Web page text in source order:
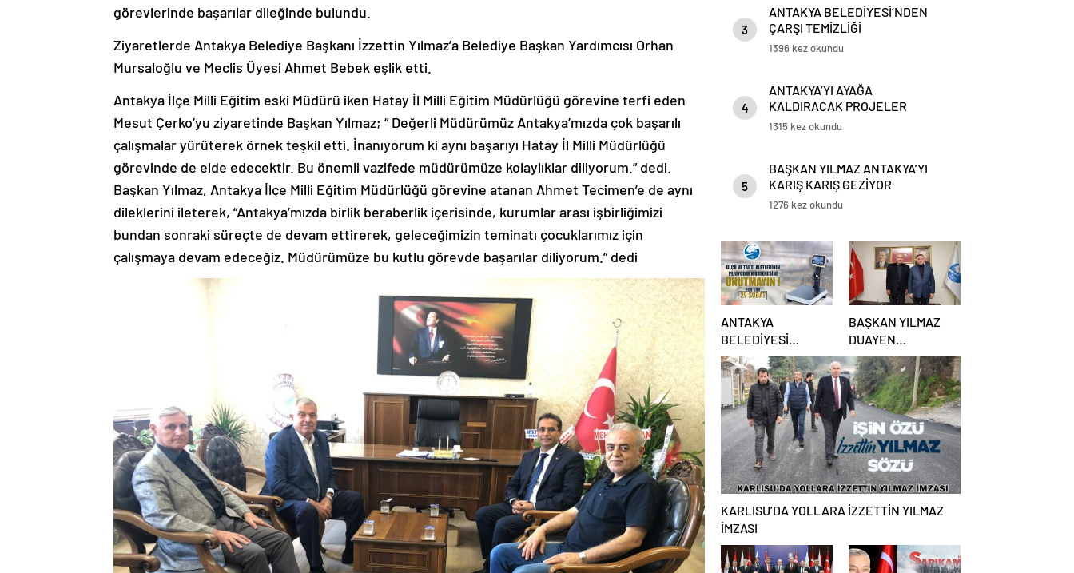
görevlerinde başarılar dileğinde bulundu.
Ziyaretlerde Antakya Belediye Başkanı İzzettin Yılmaz’a Belediye Başkan Yardımcısı Orhan
Mursaloğlu ve Meclis Üyesi Ahmet Bebek eşlik etti.
Antakya İlçe Milli Eğitim eski Müdürü iken Hatay İl Milli Eğitim Müdürlüğü görevine terfi eden
Mesut Çerko’yu ziyaretinde Başkan Yılmaz; “ Değerli Müdürümüz Antakya’mızda çok başarılı
çalışmalar yürüterek örnek teşkil etti. İnanıyorum ki aynı başarıyı Hatay İl Milli Müdürlüğü
görevinde de elde edecektir. Bu önemli vazifede müdürümüze kolaylıklar diliyorum.” dedi.
Başkan Yılmaz, Antakya İlçe Milli Eğitim Müdürlüğü görevine atanan Ahmet Tecimen’e de aynı
dileklerini ileterek, “Antakya’mızda birlik beraberlik içerisinde, kurumlar arası işbirliğimizi
bundan sonraki süreçte de devam ettirerek, geleceğimizin teminatı çocuklarımız için
çalışmaya devam edeceğiz. Müdürümüze bu kutlu görevde başarılar diliyorum.” dedi
3
ANTAKYA BELEDİYESİ’NDEN
ÇARŞI TEMİZLİĞİ
1396 kez okundu
4
ANTAKYA’YI AYAĞA
KALDIRACAK PROJELER
KONUŞULDU
1315 kez okundu
5
BAŞKAN YILMAZ ANTAKYA’YI
KARIŞ KARIŞ GEZİYOR
1276 kez okundu
ANTAKYA
BELEDİYESİ
UYARDI: SON GÜN
29 ŞUBAT
BAŞKAN YILMAZ
DUAYEN
GAZETECİLERİ
AĞIRLADI
KARLISU’DA YOLLARA İZZETTİN YILMAZ
İMZASI